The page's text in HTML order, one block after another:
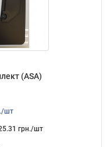
(ASA)
шт
грн./шт